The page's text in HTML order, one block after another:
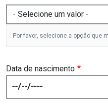
Por favor, selecione a opção que
Data de nascimento